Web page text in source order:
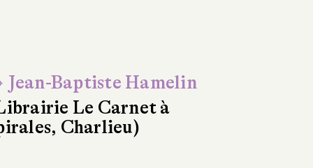
Baptiste Hamelin
Le Carnet à
Charlieu)